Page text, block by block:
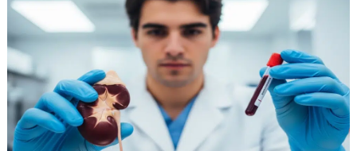
que
exame
e
como